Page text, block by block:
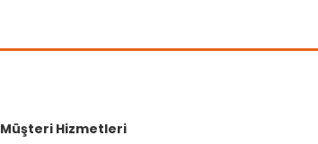
Müşteri Hizmetleri